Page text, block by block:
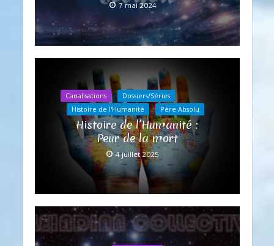
7 mai 2024
Canalisations
Dossiers/Séries
Histoire de l'Humanité
Père Absolu
Histoire de l’Humanité :
Peur de la mort
4 juillet 2025